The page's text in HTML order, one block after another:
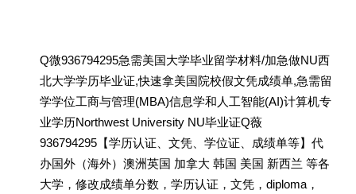
Q微936794295急需美国大学毕业留学材料/加急做NU西
北大学学历毕业证,快速拿美国院校假文凭成绩单,急需留
学学位工商与管理(MBA)信息学和人工智能(AI)计算机专
业学历Northwest University NU毕业证Q薇
936794295【学历认证、文凭、学位证、成绩单等】代
办国外（海外）澳洲英国 加拿大 韩国 美国 新西兰 等各
大学，修改成绩单分数，学历认证，文凭，diploma，